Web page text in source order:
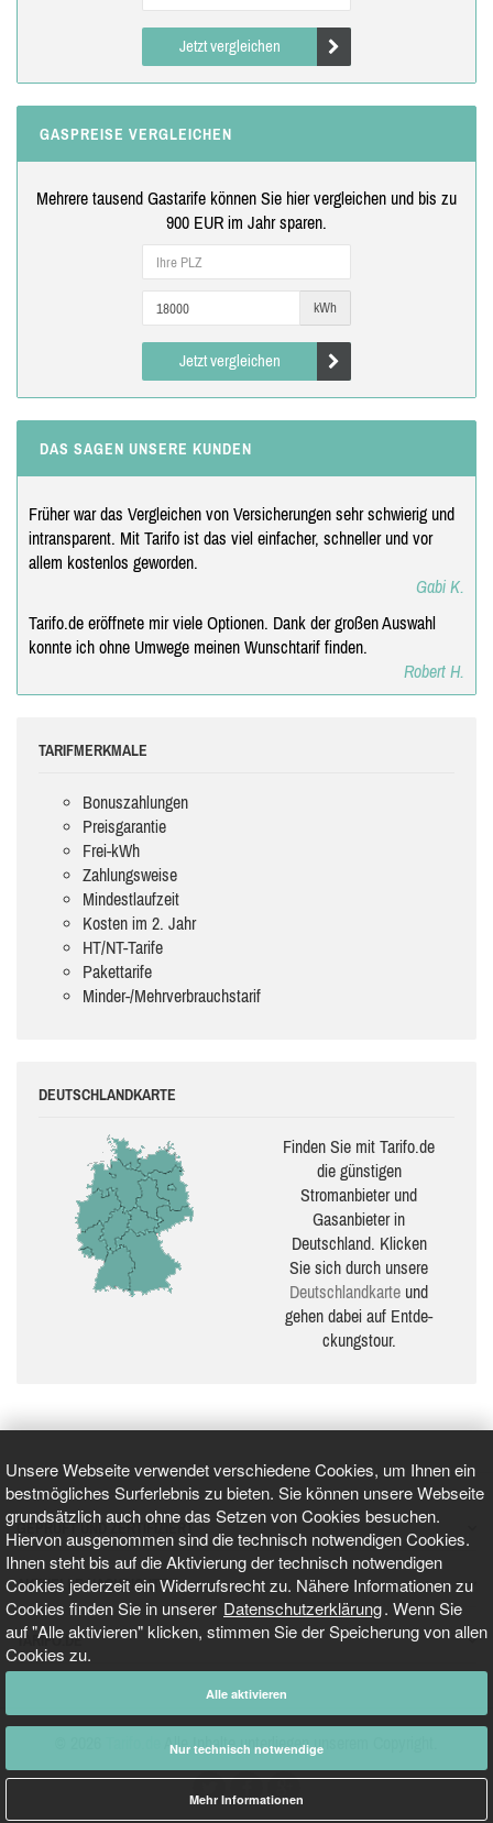
Unsere Webseite verwendet verschiedene Cookies, um Ihnen ein
bestmögliches Surferlebnis zu bieten. Sie können unsere Webseite
grundsätzlich auch ohne das Setzen von Cookies besuchen.
Hiervon ausgenommen sind die technisch notwendigen Cookies.
Ihnen steht bis auf die Aktivierung der technisch notwendigen
Cookies jederzeit ein Widerrufsrecht zu. Nähere Informationen zu
Cookies finden Sie in unserer Datenschutzerklärung. Wenn Sie
auf "Alle aktivieren" klicken, stimmen Sie der Speicherung von allen
Cookies zu.
Alle aktivieren
Nur technisch notwendige
Mehr Informationen
Jetzt vergleichen
GASPREISE VERGLEICHEN
Mehrere tausend Gastarife können Sie hier vergleichen und bis zu
900 EUR im Jahr sparen.
kWh
Jetzt vergleichen
DAS SAGEN UNSERE KUNDEN
Früher war das Vergleichen von Versicherungen sehr schwierig und
intransparent. Mit Tarifo ist das viel einfacher, schneller und vor
allem kostenlos geworden.
Gabi K.
Tarifo.de eröffnete mir viele Optionen. Dank der großen Auswahl
konnte ich ohne Umwege meinen Wunschtarif finden.
Robert H.
TARIFMERKMALE
Bonuszahlungen
Preisgarantie
Frei-kWh
Zahlungsweise
Mindestlaufzeit
Kosten im 2. Jahr
HT/NT-Tarife
Pakettarife
Minder-/Mehrverbrauchstarif
DEUTSCHLANDKARTE
Finden Sie mit Tarifo.de
die güns­ti­gen
Stromanbieter und
Gasanbieter in
Deutschland. Klicken
Sie sich durch unsere
Deutsch­land­karte und
gehen dabei auf Ent­de­
ckungs­tour.
GEPRÜFT UND ZERTIFIZIERT
AKTUELLE NACHRICHTEN
TARIFO.DE
Alle Inhalte unterliegen unserem Copyright.